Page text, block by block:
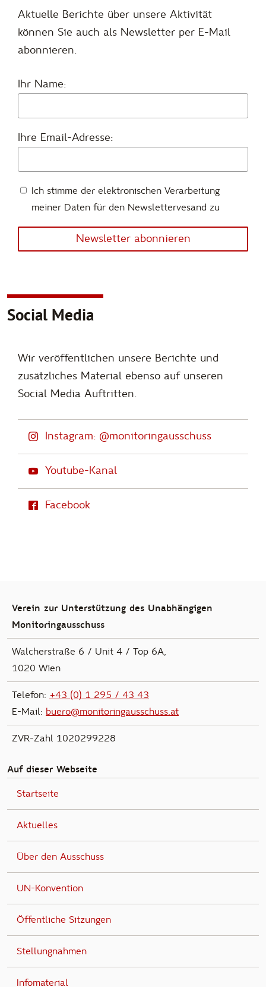
Aktuelle Berichte über unsere Aktivität
können Sie auch als Newsletter per E-Mail
abonnieren.
Ihr Name:
Ihre Email-Adresse:
Ich stimme der elektronischen Verarbeitung
meiner Daten für den Newslettervesand zu
Newsletter abonnieren
Social Media
Wir veröffentlichen unsere Berichte und
zusätzliches Material ebenso auf unseren
Social Media Auftritten.
Instagram: @monitoringausschuss
Youtube-Kanal
Facebook
Verein zur Unterstützung des Unabhängigen
Monitoringausschuss
Walcherstraße 6 / Unit 4 / Top 6A,
1020 Wien
Telefon: +43 (0) 1 295 / 43 43
E-Mail: buero@monitoringausschuss.at
ZVR-Zahl 1020299228
Auf dieser Webseite
Startseite
Aktuelles
Über den Ausschuss
UN-Konvention
Öffentliche Sitzungen
Stellungnahmen
Infomaterial